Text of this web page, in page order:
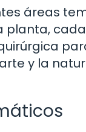
áreas
planta,
y la